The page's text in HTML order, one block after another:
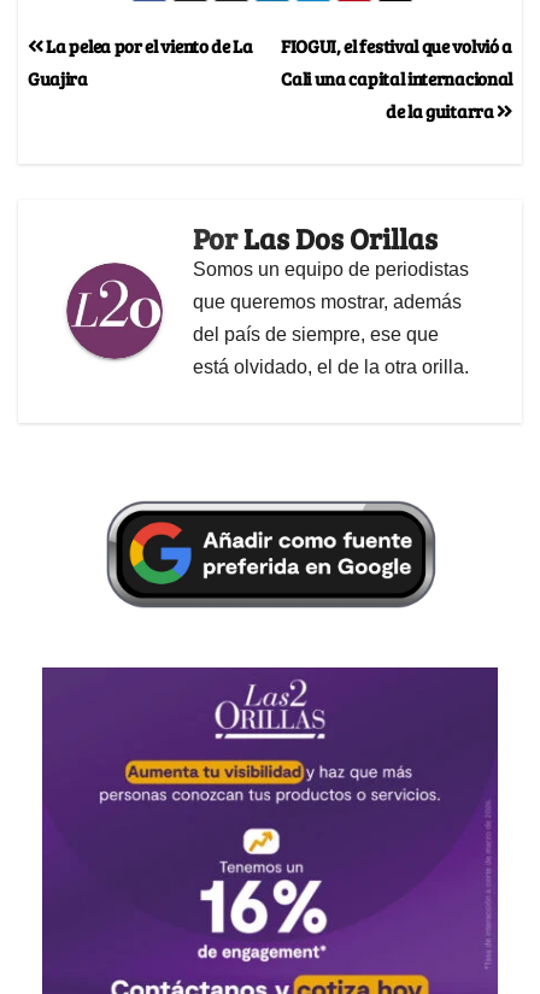
FIOGUI, el festival que volvió a
Cali una capital internacional
de la guitarra
La pelea por el viento de La
Guajira
PorLas Dos Orillas
Somos un equipo de periodistas
que queremos mostrar, además
del país de siempre, ese que
está olvidado, el de la otra orilla.